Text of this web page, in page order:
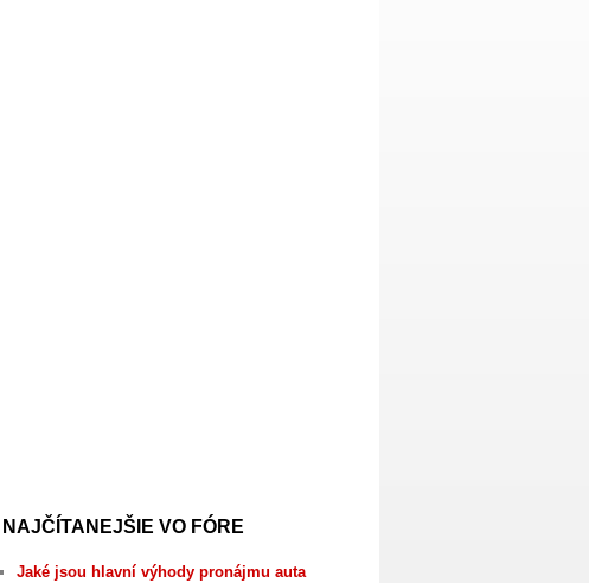
NAJČÍTANEJŠIE VO FÓRE
Jaké jsou hlavní výhody pronájmu auta